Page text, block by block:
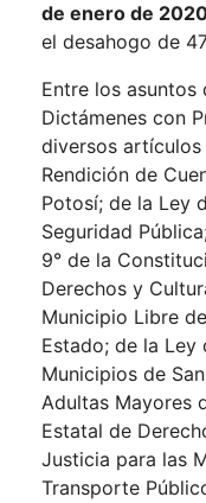
de enero de
el desahogo de
Entre los asuntos
Dictámenes con
diversos
Rendición de
Potosí; de la Ley
Seguridad
9° de la
Derechos y
Municipio Libre
Estado; de la Ley
Municipios de
Adultas Mayores
Estatal de
Justicia para las
Transporte